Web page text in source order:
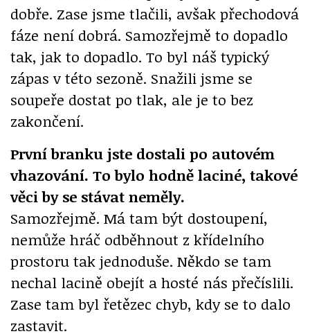
dobře. Zase jsme tlačili, avšak přechodová
fáze není dobrá. Samozřejmě to dopadlo
tak, jak to dopadlo. To byl náš typický
zápas v této sezoně. Snažili jsme se
soupeře dostat po tlak, ale je to bez
zakončení.
První branku jste dostali po autovém
vhazování. To bylo hodně laciné, takové
věci by se stávat neměly.
Samozřejmě. Má tam být dostoupení,
nemůže hráč odběhnout z křídelního
prostoru tak jednoduše. Někdo se tam
nechal lacině obejít a hosté nás přečíslili.
Zase tam byl řetězec chyb, kdy se to dalo
zastavit.